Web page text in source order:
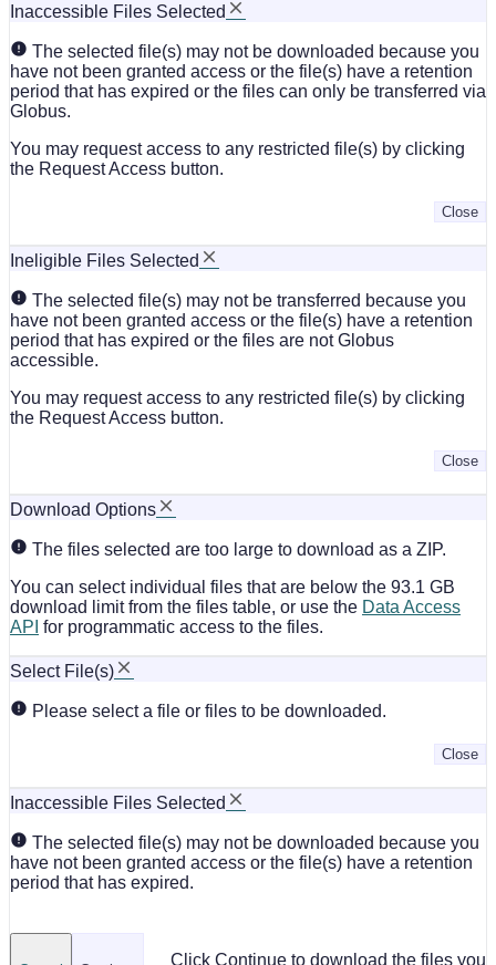
Inaccessible Files Selected
The selected file(s) may not be downloaded because you
have not been granted access or the file(s) have a retention
period that has expired or the files can only be transferred via
Globus.
You may request access to any restricted file(s) by clicking
the Request Access button.
Close
Ineligible Files Selected
The selected file(s) may not be transferred because you
have not been granted access or the file(s) have a retention
period that has expired or the files are not Globus
accessible.
You may request access to any restricted file(s) by clicking
the Request Access button.
Close
Download Options
The files selected are too large to download as a ZIP.
You can select individual files that are below the 93.1 GB
download limit from the files table, or use the Data Access
API for programmatic access to the files.
Select File(s)
Please select a file or files to be downloaded.
Close
Inaccessible Files Selected
The selected file(s) may not be downloaded because you
have not been granted access or the file(s) have a retention
period that has expired.
Click Continue to download the files you